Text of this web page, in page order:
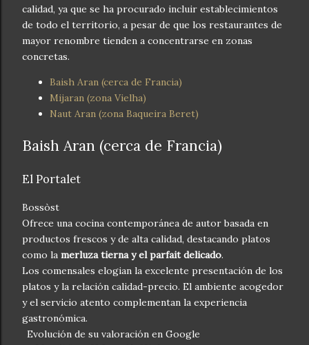
calidad, ya que se ha procurado incluir establecimientos
de todo el territorio, a pesar de que los restaurantes de
mayor renombre tienden a concentrarse en zonas
concretas.
Baish Aran (cerca de Francia)
Mijaran (zona Vielha)
Naut Aran (zona Baqueira Beret)
Baish Aran (cerca de Francia)
El Portalet
Bossòst
Ofrece una cocina contemporánea de autor basada en
productos frescos y de alta calidad, destacando platos
como la merluza tierna y el parfait delicado.
Los comensales elogian la excelente presentación de los
platos y la relación calidad-precio. El ambiente acogedor
y el servicio atento complementan la experiencia
gastronómica.
Evolución de su valoración en Google